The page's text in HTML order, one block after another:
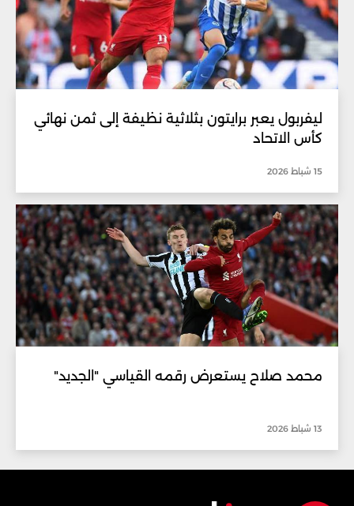
ليفربول يعبر برايتون بثلاثية نظيفة إلى ثمن نهائي
كأس الاتحاد
15 شباط 2026
محمد صلاح يستعرض رقمه القياسي "الجديد"
13 شباط 2026